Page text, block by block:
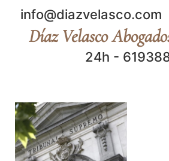
info@diazvelasco.com
Díaz Velasco
24h -